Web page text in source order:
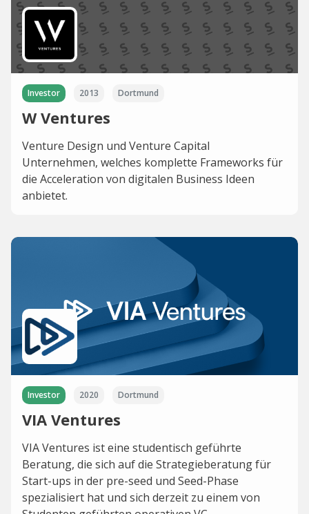
Investor 2013 Dortmund
W Ventures
Venture Design und Venture Capital
Unternehmen, welches komplette Frameworks für
die Acceleration von digitalen Business Ideen
anbietet.
Investor 2020 Dortmund
VIA Ventures
VIA Ventures ist eine studentisch geführte
Beratung, die sich auf die Strategieberatung für
Start-ups in der pre-seed und Seed-Phase
spezialisiert hat und sich derzeit zu einem von